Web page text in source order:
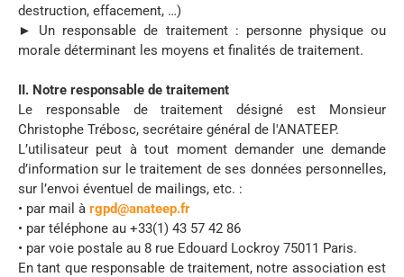
destruction, effacement, …)
► Un responsable de traitement : personne physique ou
morale déterminant les moyens et finalités de traitement.
II. Notre responsable de traitement
Le responsable de traitement désigné est Monsieur
Christophe Trébosc, secrétaire général de l'ANATEEP.
L’utilisateur peut à tout moment demander une demande
d’information sur le traitement de ses données personnelles,
sur l’envoi éventuel de mailings, etc. :
• par mail à rgpd@anateep.fr
• par téléphone au +33(1) 43 57 42 86
• par voie postale au 8 rue Edouard Lockroy 75011 Paris.
En tant que responsable de traitement, notre association est